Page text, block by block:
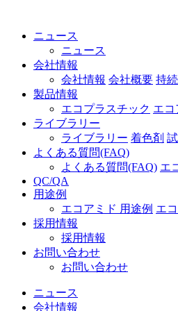
ニュース
ニュース
会社情報
会社情報 会社概要 持
製品情報
エコプラスチック エコ
ライブラリー
ライブラリー 着色剤
よくある質問(FAQ)
よくある質問(FAQ) エ
QC/QA
用途例
エコアミド 用途例 エ
採用情報
採用情報
お問い合わせ
お問い合わせ
ニュース
会社情報